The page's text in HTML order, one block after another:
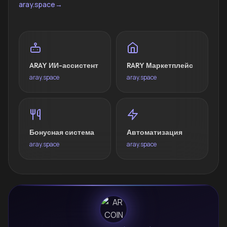
aray.space→
ARAY ИИ-ассистент
aray.space
RARY Маркетплейс
aray.space
Бонусная система
aray.space
Автоматизация
aray.space